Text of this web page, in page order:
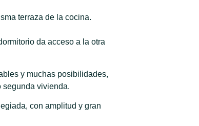
terraza de la cocina.
da acceso a la otra
y muchas posibilidades,
segunda vivienda.
con amplitud y gran